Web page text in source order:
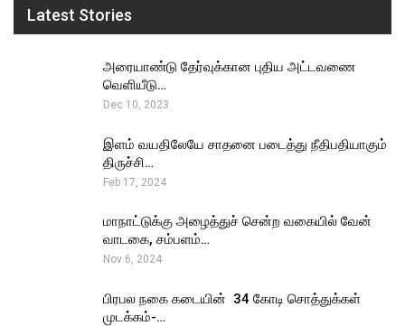
Latest Stories
அரையாண்டு தேர்வுக்கான புதிய அட்டவணை
வெளியீடு…
Dec 10, 2023
இளம் வயதிலேயே சாதனை படைத்து நீதிபதியாகும்
திருச்சி…
Feb 17, 2024
மாநாட்டுக்கு அழைத்துச் சென்ற வகையில் வேன்
வாடகை, சம்பளம்…
Nov 6, 2024
பிரபல நகை கடையின் ₹ 34 கோடி சொத்துக்கள்
முடக்கம்-…